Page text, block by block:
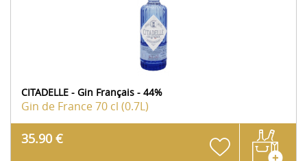
CITADELLE - Gin Français - 44%
Gin de France70 cl (0.7L)
35.90 €